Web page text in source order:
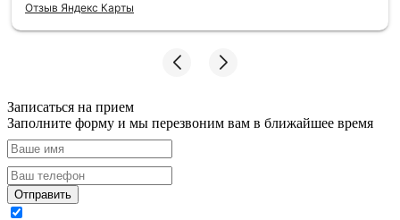
наркозом ,причем даже не маленького
ребенка,удалять молочные зубы не берутся,то
корни большие,то ребенок не так рот
открывает,то сидеть не может 20 минут не
Отзыв Яндекс Карты
Записаться на прием
Заполните форму и мы перезвоним вам в ближайшее время
Отправить